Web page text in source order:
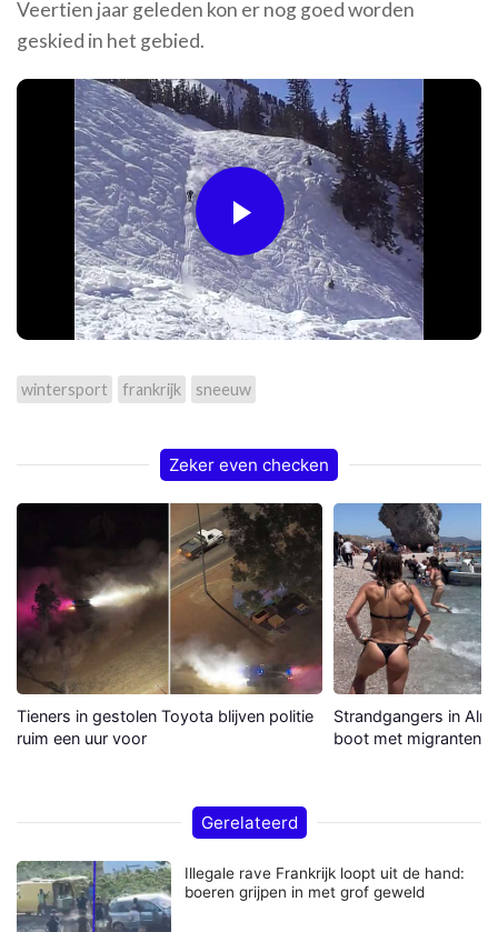
Veertien jaar geleden kon er nog goed worden
geskied in het gebied.
Play
Video
wintersport frankrijk sneeuw
Zeker even checken
Tieners in gestolen Toyota blijven politie
ruim een uur voor
Strandgangers in
boot met migranten
Gerelateerd
Illegale rave Frankrijk loopt uit de hand:
boeren grijpen in met grof geweld